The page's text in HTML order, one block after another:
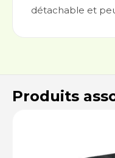
détachable et
Produits